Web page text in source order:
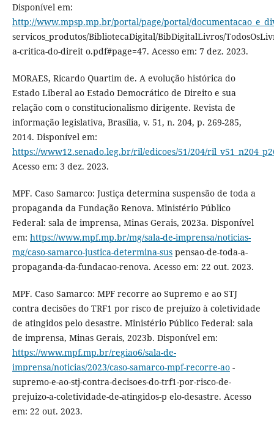
Disponível em:
http://www.mpsp.mp.br/portal/page/portal/
servicos_produtos/BibliotecaDigital/BibDigitalLivros/
a-critica-do-direit o.pdf#page=47. Acesso em: 7 dez. 2023.
MORAES, Ricardo Quartim de. A evolução histórica do
Estado Liberal ao Estado Democrático de Direito e sua
relação com o constitucionalismo dirigente. Revista de
informação legislativa, Brasília, v. 51, n. 204, p. 269-285,
2014. Disponível em:
https://www12.senado.leg.br/ril/edicoes/51/204/
Acesso em: 3 dez. 2023.
MPF. Caso Samarco: Justiça determina suspensão de toda a
propaganda da Fundação Renova. Ministério Público
Federal: sala de imprensa, Minas Gerais, 2023a. Disponível
em: https://www.mpf.mp.br/mg/sala-de-imprensa/noticias-
mg/caso-samarco-justica-determina-suspensao-de-toda-a-
propaganda-da-fundacao-renova. Acesso em: 22 out. 2023.
MPF. Caso Samarco: MPF recorre ao Supremo e ao STJ
contra decisões do TRF1 por risco de prejuízo à coletividade
de atingidos pelo desastre. Ministério Público Federal: sala
de imprensa, Minas Gerais, 2023b. Disponível em:
https://www.mpf.mp.br/regiao6/sala-de-
imprensa/noticias/2023/caso-samarco-mpf-recorre-ao-
supremo-e-ao-stj-contra-decisoes-do-trf1-por-risco-de-
prejuizo-a-coletividade-de-atingidos-p elo-desastre. Acesso
em: 22 out. 2023.